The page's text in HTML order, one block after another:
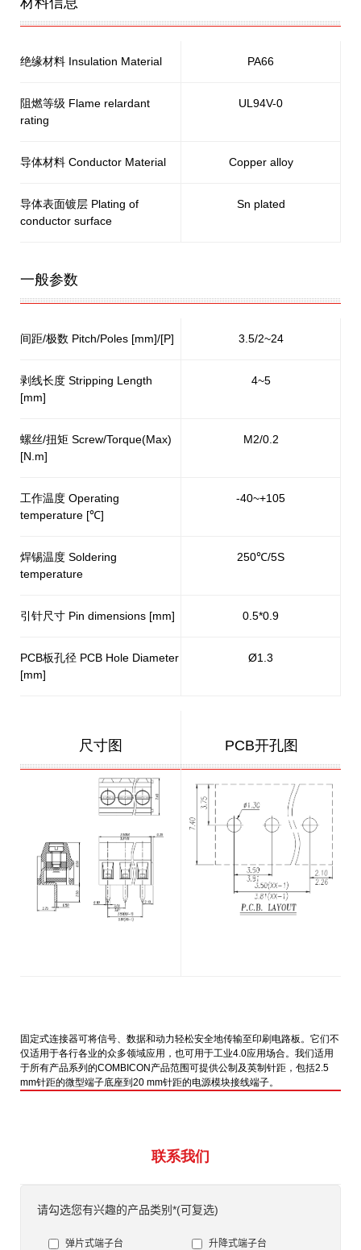
绝缘材料 Insulation Material PA66
阻燃等级 Flame relardant
rating
UL94V-0
导体材料 Conductor Material Copper alloy
导体表面镀层 Plating of
conductor surface
Sn plated
一般参数
间距/极数 Pitch/Poles [mm]/[P] 3.5/2~24
剥线长度 Stripping Length
[mm]
4~5
螺丝/扭矩 Screw/Torque(Max)
[N.m]
M2/0.2
工作温度 Operating
temperature [℃]
-40~+105
焊锡温度 Soldering
temperature
250℃/5S
引针尺寸 Pin dimensions [mm] 0.5*0.9
PCB板孔径 PCB Hole Diameter
[mm]
Ø1.3
尺寸图 PCB开孔图
固定式连接器可将信号、数据和动力轻松安全地传输至印刷电路板。它们不
仅适用于各行各业的众多领域应用，也可用于工业4.0应用场合。我们适用
于所有产品系列的COMBICON产品范围可提供公制及英制针距，包括2.5
mm针距的微型端子底座到20 mm针距的电源模块接线端子。
联系我们
请勾选您有兴趣的产品类别*(可复选)
弹片式端子台 升降式端子台